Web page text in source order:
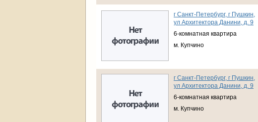
г Санкт-Петербург, г Пушкин,
ул Архитектора Данини, д. 9
6-комнатная квартира
м. Купчино
г Санкт-Петербург, г Пушкин,
ул Архитектора Данини, д. 9
6-комнатная квартира
м. Купчино